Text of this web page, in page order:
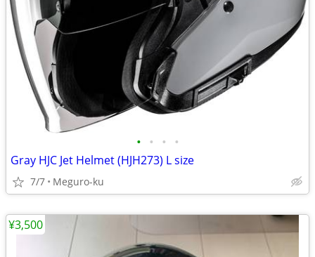
• • • •
Gray HJC Jet Helmet (HJH273) L size
7/7 Meguro-ku
¥3,500